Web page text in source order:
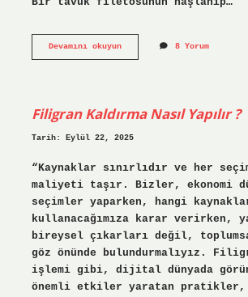
Devamını okuyunTavuk
8 Yorum
Filigran Kaldırma Nasıl Yapılır ?
Tarih: Eylül 22, 2025
“Kaynaklar sınırlıdır ve her
maliyeti taşır. Bizler, ekonomi
seçimler yaparken, hangi
kullanacağımıza karar verirken,
bireysel çıkarları değil,
göz önünde bulundurmalıyız.
işlemi gibi, dijital dünyada
önemli etkiler yaratan pratikler,